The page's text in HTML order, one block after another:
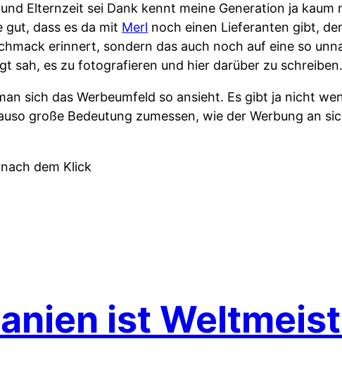
Elternzeit sei Dank kennt meine Generation ja kaum
gut, dass es da mit Merl noch einen Lieferanten gibt,
erinnert, sondern das auch noch auf eine so
sah, es zu fotografieren und hier darüber zu schreiben.
sich das Werbeumfeld so ansieht. Es gibt ja nicht
große Bedeutung zumessen, wie der Werbung an
dem Klick
ist